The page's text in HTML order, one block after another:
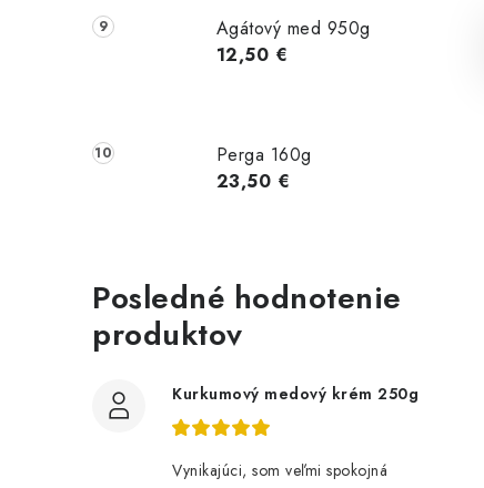
Agátový med 950g
12,50 €
Perga 160g
23,50 €
Posledné hodnotenie
produktov
Kurkumový medový krém 250g
Vynikajúci, som veľmi spokojná